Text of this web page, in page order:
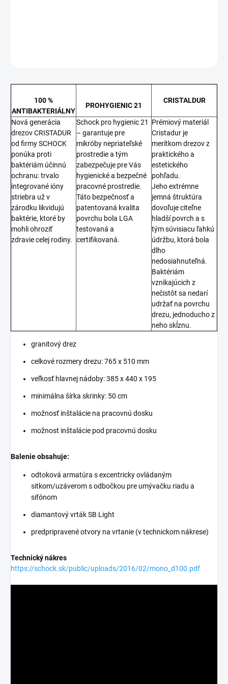
100 %
ANTIBAKTERIÁLNY
PROHYGIENIC 21
CRISTALDUR
Nová generácia
drezov CRISTADUR
od firmy SCHOCK
ponúka proti
baktériám účinnú
ochranu: trvalo
integrované ióny
striebra už v
zárodku likvidujú
baktérie, ktoré by
mohli ohroziť
zdravie celej rodiny.
Schock pro hygienic 21
– garantuje pre
mikróby nepriateľské
prostredie a tým
zabezpečuje pre Vás
hygienické a bezpečné
pracovné prostredie.
Táto bezpečnosť a
patentovaná kvalita
povrchu bola LGA
testovaná a
certifikovaná.
Prémiový materiál
Cristadur je
merítkom drezov z
praktického a
estetického
pohľadu.
Jeho extrémne
jemná štruktúra
dovoľuje citeľne
hladší povrch a s
tým súvisiacu ľahkú
údržbu, ktorá bola
dlho
nedosiahnuteľná.
Baktériám
vznikajúcich z
nečistôt sa nedarí
udržať na povrchu
drezu, jednoducho z
neho skĺznu.
granitový drez
celkové rozmery drezu: 765 x 510 mm
veľkosť hlavnej nádoby: 385 x 440 x 195
minimálna šírka skrinky: 50 cm
možnosť inštalácie na pracovnú dosku
možnost inštalácie pod pracovnú dosku
Balenie obsahuje:
odtoková armatúra s excentricky ovládaným
sitkom/uzáverom s odbočkou pre umývačku riadu a
sifónom
diamantový vrták SB Light
predpripravené otvory na vrtanie (v technickom nákrese)
Technický nákres
https://schock.sk/public/uploads/2016/02/mono_d100.pdf